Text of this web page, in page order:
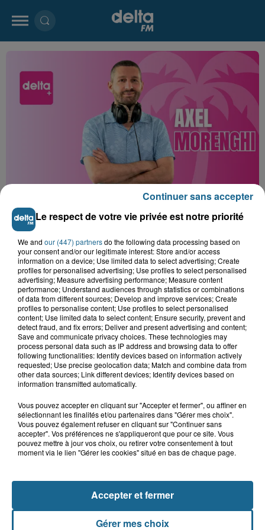
Axel
Crédit :
DELTA+ WEEK-END
Tous les samedis et dimanches de 10h00 à 12h00.
Quoi que vous fassiez, laissez vous accompagner par 2
heures de bons souvenirs ponctués des bons plans
estivaux.
CHANGER DE ZONE
INFOS SPORTS
DELTA FM
DELTA+
WEBRADIOS
PODCASTS
AGENDA
PUB
Le respect de votre vie privée est notre priorité
We and our (447) partnersdo the following data processing based on
your consent and/or our legitimate interest: Store and/or access
information on a device; Use limited data to select advertising; Create
profiles for personalised advertising; Use profiles to select personalised
advertising; Measure advertising performance; Measure content
performance; Understand audiences through statistics or combinations
of data from different sources; Develop and improve services; Create
profiles to personalise content; Use profiles to select personalised
content; Use limited data to select content; Ensure security, prevent and
detect fraud, and fix errors; Deliver and present advertising and content;
Save and communicate privacy choices. These technologies may
process personal data such as IP address and browsing data to offer
following functionalities: Identify devices based on information actively
requested; Use precise geolocation data; Match and combine data from
other data sources; Link different devices; Identify devices based on
information transmitted automatically.
Vous pouvez accepter en cliquant sur "Accepter et fermer", ou affiner en
sélectionnant les finalités et/ou partenaires dans "Gérer mes choix".
Vous pouvez également refuser en cliquant sur "Continuer sans
accepter". Vos préférences ne s'appliqueront que pour ce site. Vous
pouvez mettre à jour vos choix, ou retirer votre consentement à tout
moment via le lien "Gérer les cookies" situé en bas de chaque page.
Gérer mes choix
Accepter et fermer
Continuer sans accepter